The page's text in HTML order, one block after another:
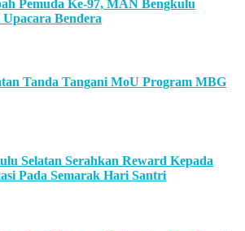
Pemuda Ke-97, MAN Bengkulu
Bendera
Tanda Tangani MoU Program MBG
Selatan Serahkan Reward Kepada
Pada Semarak Hari Santri